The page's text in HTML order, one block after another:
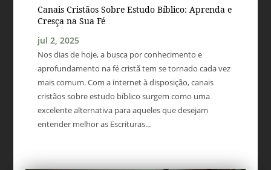
Canais Cristãos Sobre Estudo Bíblico: Aprenda e
Cresça na Sua Fé
jul 2, 2025
Nos dias de hoje, a busca por conhecimento e
aprofundamento na fé cristã tem se tornado cada vez
mais comum. Com a internet à disposição, canais
cristãos sobre estudo bíblico surgem como uma
excelente alternativa para aqueles que desejam
entender melhor as Escrituras...